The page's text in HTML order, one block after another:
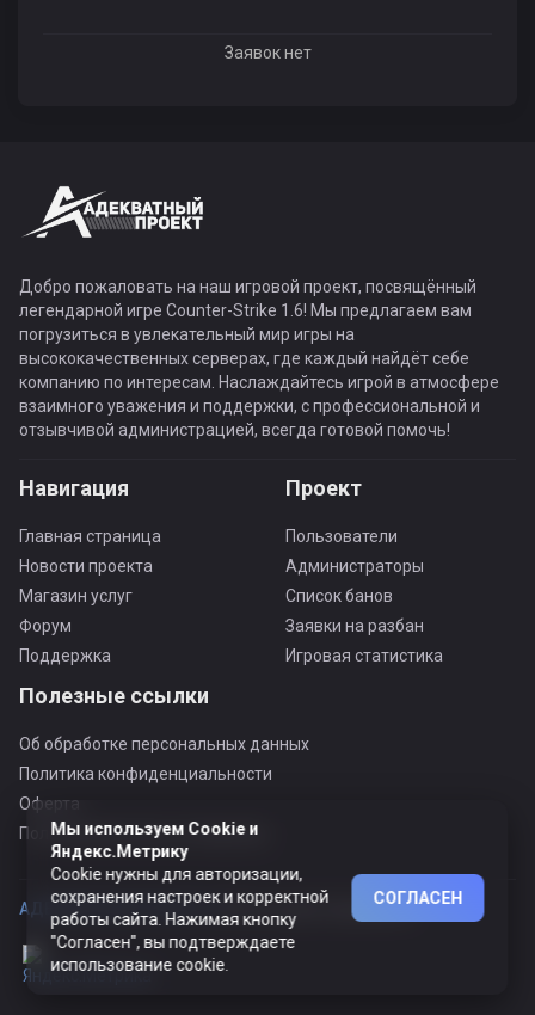
Заявок нет
Добро пожаловать на наш игровой проект, посвящённый
легендарной игре Counter-Strike 1.6! Мы предлагаем вам
погрузиться в увлекательный мир игры на
высококачественных серверах, где каждый найдёт себе
компанию по интересам. Наслаждайтесь игрой в атмосфере
взаимного уважения и поддержки, с профессиональной и
отзывчивой администрацией, всегда готовой помочь!
Навигация
Главная страница
Новости проекта
Магазин услуг
Форум
Поддержка
Проект
Пользователи
Администраторы
Список банов
Заявки на разбан
Игровая статистика
Полезные ссылки
Об обработке персональных данных
Политика конфиденциальности
Оферта
Пользовательское соглашение
АДЕКВАТНЫЙ ПРОЕКТ ©© Все права защищены
Мы используем Cookie и
Яндекс.Метрику
Cookie нужны для авторизации,
сохранения настроек и корректной
работы сайта. Нажимая кнопку
"Согласен", вы подтверждаете
использование cookie.
СОГЛАСЕН